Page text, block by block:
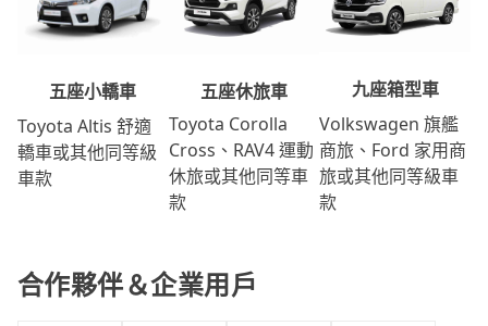
五座小轎車
Toyota Altis 舒適
轎車或其他同等級
車款
五座休旅車
Toyota Corolla
Cross、RAV4 運動
休旅或其他同等車
款
九座箱型車
Volkswagen 旗艦
商旅、Ford 家用商
旅或其他同等級車
款
合作夥伴＆企業用戶